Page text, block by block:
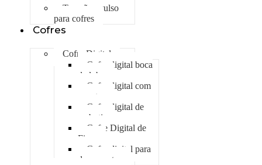
Trancão avulso
para cofres
Cofres
Cofre Digital
Cofre digital boca
de lobo
Cofre digital com
gavetas
Cofre digital de
embutir
Cofre Digital de
Fixar
Cofre digital para
documentos